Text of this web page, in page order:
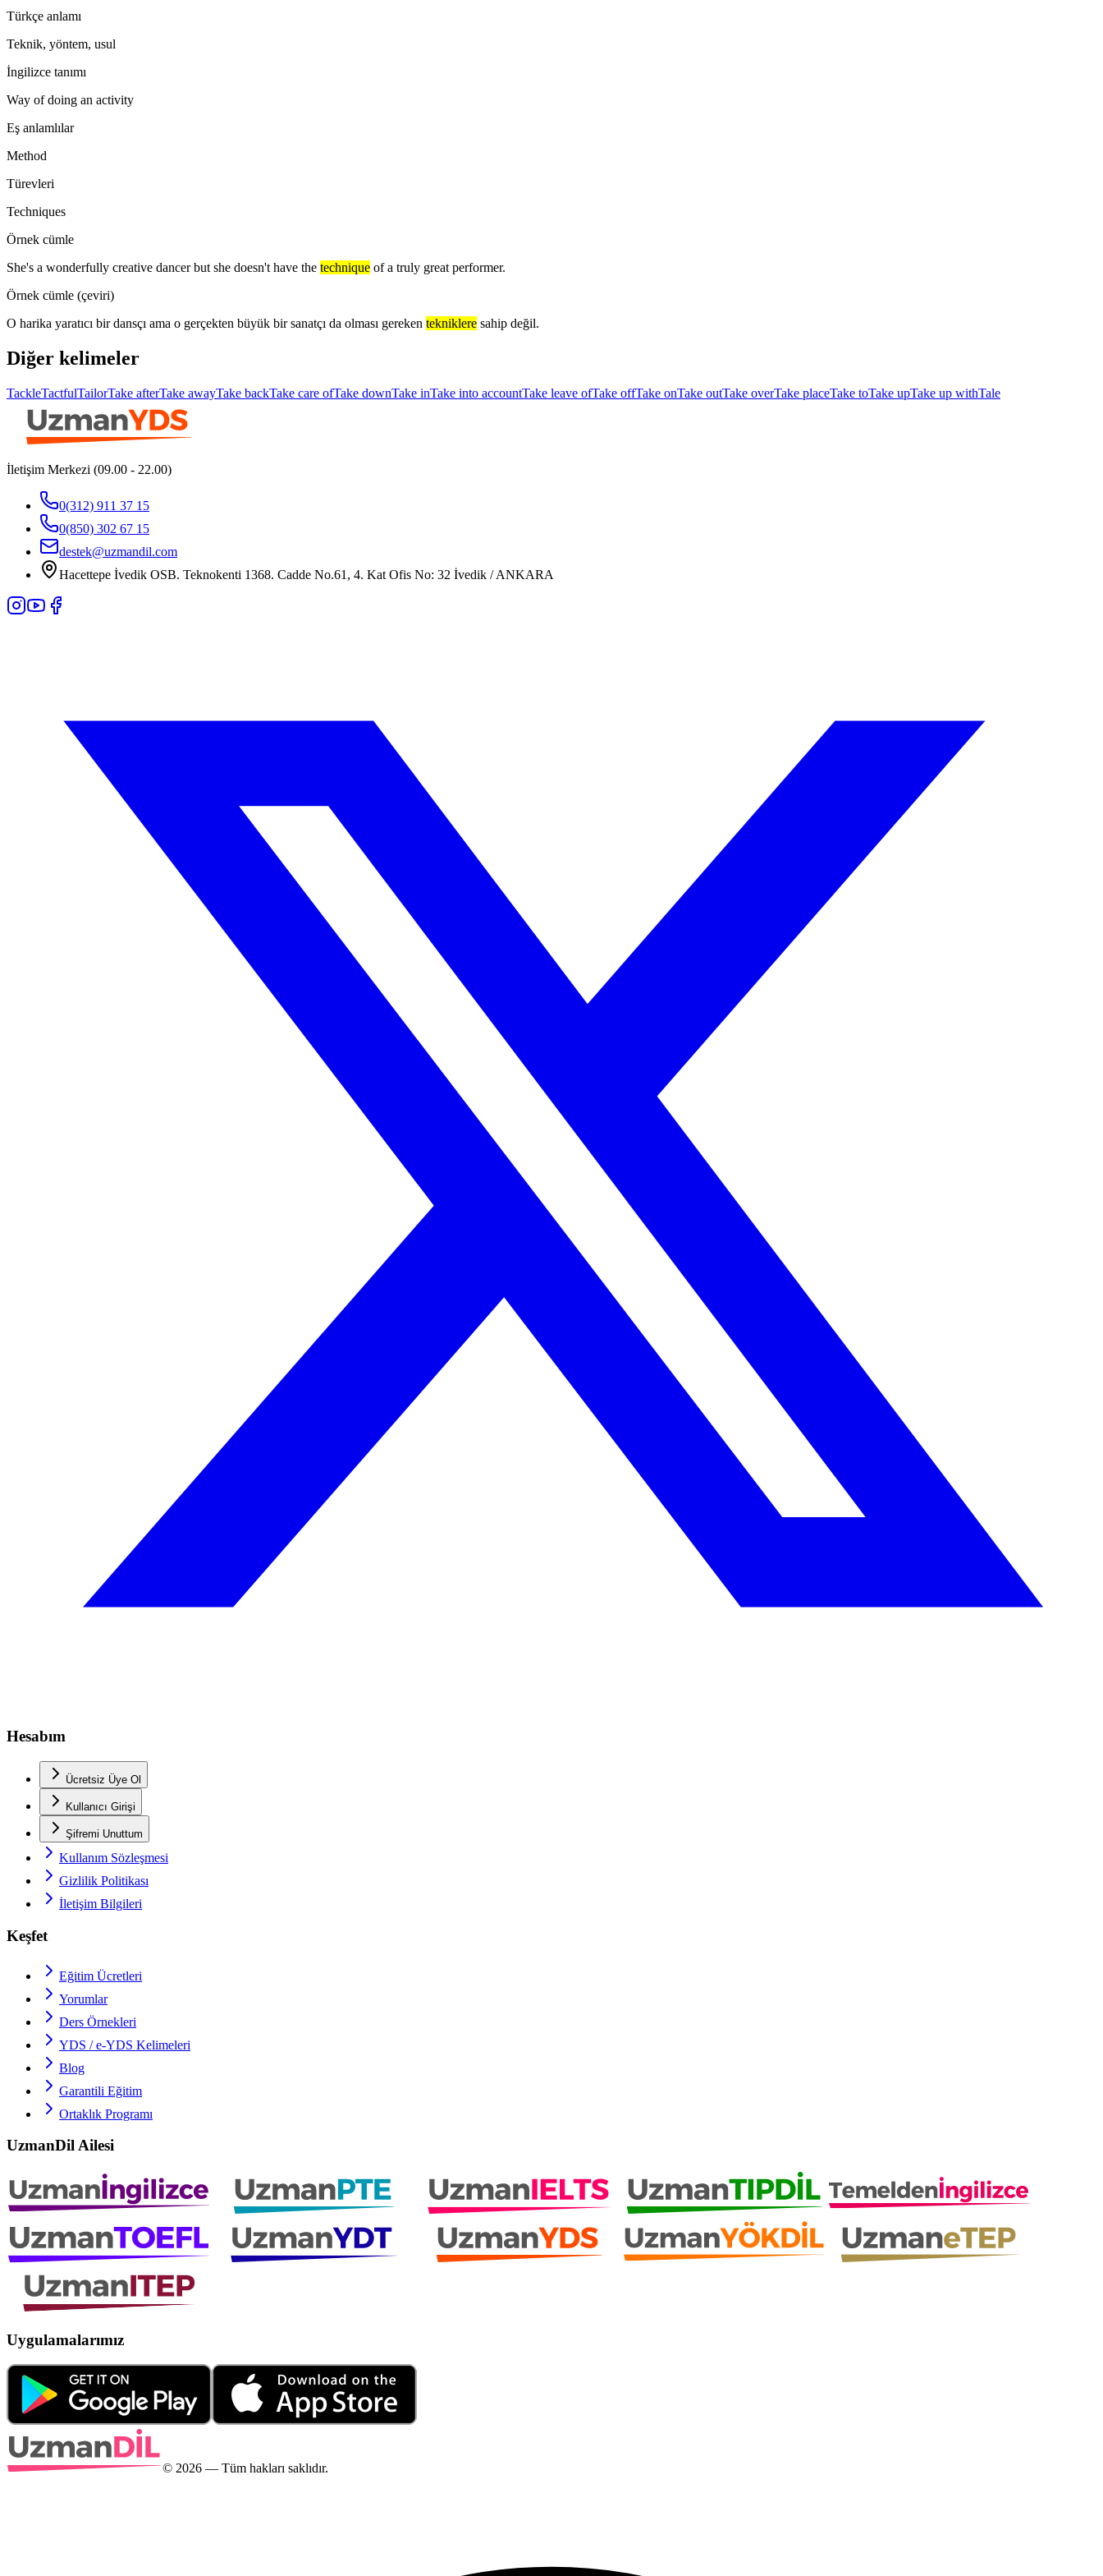
Türkçe anlamı
Teknik, yöntem, usul
İngilizce tanımı
Way of doing an activity
Eş anlamlılar
Method
Türevleri
Techniques
Örnek cümle
She's a wonderfully creative dancer but she doesn't have the technique of a truly great performer.
Örnek cümle (çeviri)
O harika yaratıcı bir dansçı ama o gerçekten büyük bir sanatçı da olması gereken tekniklere sahip değil.
Diğer kelimeler
TackleTactfulTailorTake afterTake awayTake backTake care ofTake downTake inTake into accountTake leave ofTake offTake onTake outTake overTake placeTake toTake upTake up withTale
İletişim Merkezi (09.00 - 22.00)
0(312) 911 37 15
0(850) 302 67 15
destek@uzmandil.com
Hacettepe İvedik OSB. Teknokenti 1368. Cadde No.61, 4. Kat Ofis No: 32 İvedik / ANKARA
Hesabım
Ücretsiz Üye Ol
Kullanıcı Girişi
Şifremi Unuttum
Kullanım Sözleşmesi
Gizlilik Politikası
İletişim Bilgileri
Keşfet
Eğitim Ücretleri
Yorumlar
Ders Örnekleri
YDS / e-YDS Kelimeleri
Blog
Garantili Eğitim
Ortaklık Programı
UzmanDil Ailesi
Uygulamalarımız
© 2026 — Tüm hakları saklıdır.